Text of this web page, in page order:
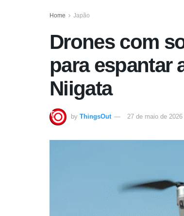
Home Japão
Drones com
para espantar
Niigata
by ThingsOut 27 de maio de 2026